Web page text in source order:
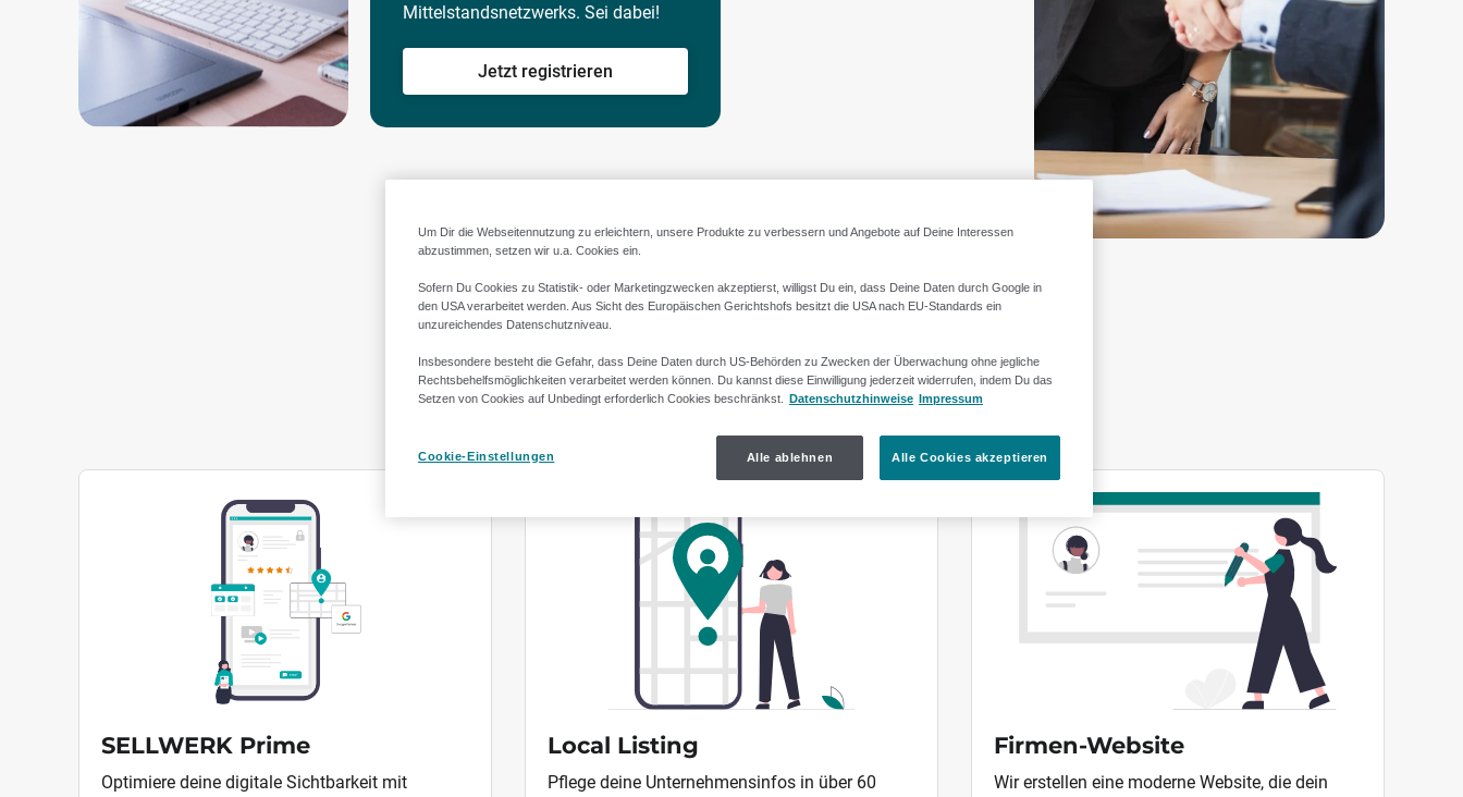
Mittelstandsnetzwerks. Sei dabei!
Jetzt registrieren
Unsere Marketing Lösungen
SELLWERK Prime
Optimiere deine digitale Sichtbarkeit mit
Local Listing
Pflege deine Unternehmensinfos in über 60
Firmen-Website
Wir erstellen eine moderne Website, die dein
Um Dir die Webseitennutzung zu erleichtern, unsere Produkte zu verbessern und Angebote auf Deine Interessen
abzustimmen, setzen wir u.a. Cookies ein.
Sofern Du Cookies zu Statistik- oder Marketingzwecken akzeptierst, willigst Du ein, dass Deine Daten durch Google in
den USA verarbeitet werden. Aus Sicht des Europäischen Gerichtshofs besitzt die USA nach EU-Standards ein
unzureichendes Datenschutzniveau.
Insbesondere besteht die Gefahr, dass Deine Daten durch US-Behörden zu Zwecken der Überwachung ohne jegliche
Rechtsbehelfsmöglichkeiten verarbeitet werden können. Du kannst diese Einwilligung jederzeit widerrufen, indem Du das
Setzen von Cookies auf Unbedingt erforderlich Cookies beschränkst.
Datenschutzhinweise Impressum
Cookie-Einstellungen Alle ablehnen Alle Cookies akzeptieren